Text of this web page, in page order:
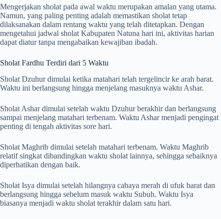
Mengerjakan sholat pada awal waktu merupakan amalan yang utama.
Namun, yang paling penting adalah memastikan sholat tetap
dilaksanakan dalam rentang waktu yang telah ditetapkan. Dengan
mengetahui jadwal sholat Kabupaten Natuna hari ini, aktivitas harian
dapat diatur tanpa mengabaikan kewajiban ibadah.
Sholat Fardhu Terdiri dari 5 Waktu
Sholat Dzuhur dimulai ketika matahari telah tergelincir ke arah barat.
Waktu ini berlangsung hingga menjelang masuknya waktu Ashar.
Sholat Ashar dimulai setelah waktu Dzuhur berakhir dan berlangsung
sampai menjelang matahari terbenam. Waktu Ashar menjadi pengingat
penting di tengah aktivitas sore hari.
Sholat Maghrib dimulai setelah matahari terbenam. Waktu Maghrib
relatif singkat dibandingkan waktu sholat lainnya, sehingga sebaiknya
diperhatikan dengan baik.
Sholat Isya dimulai setelah hilangnya cahaya merah di ufuk barat dan
berlangsung hingga sebelum masuk waktu Subuh. Waktu Isya
biasanya menjadi waktu sholat terakhir dalam satu hari.